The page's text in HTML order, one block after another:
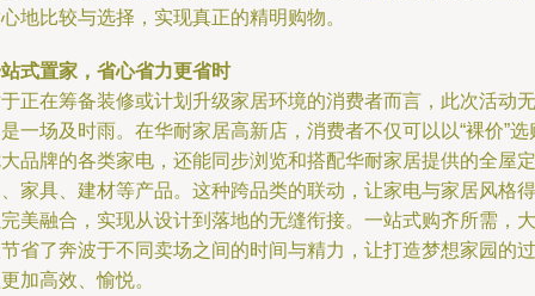
地比较与选择，实现真正的精明购物。
式置家，省心省力更省时
正在筹备装修或计划升级家居环境的消费者而言，此次活动无
一场及时雨。在华耐家居高新店，消费者不仅可以以“裸价”选
品牌的各类家电，还能同步浏览和搭配华耐家居提供的全屋定
家具、建材等产品。这种跨品类的联动，让家电与家居风格得
美融合，实现从设计到落地的无缝衔接。一站式购齐所需，大
省了奔波于不同卖场之间的时间与精力，让打造梦想家园的过
加高效、愉悦。